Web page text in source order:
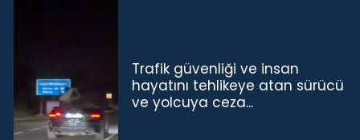
Trafik güvenliği ve insan
hayatını tehlikeye atan sürücü
ve yolcuya ceza...